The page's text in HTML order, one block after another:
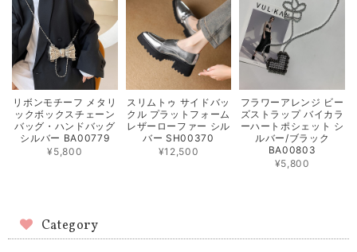
リボンモチーフ メタリ
ックボックスチェーン
バッグ・ハンドバッグ
シルバー BA00779
¥5,800
スリムトゥ サイドバッ
クル プラットフォーム
レザーローファー シル
バー SH00370
¥12,500
フラワーアレンジ ビー
ズストラップ バイカラ
ーハートポシェット シ
ルバー/ブラック
BA00803
¥5,800
Category